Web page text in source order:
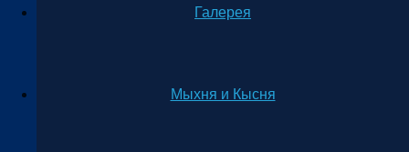
Галерея
Мыхня и Кысня